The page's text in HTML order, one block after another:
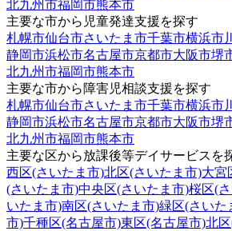
北九州市福岡市熊本市
主要な市から児童発達支援を探す
札幌市仙台市さいたま市千葉市横浜市
静岡市浜松市名古屋市京都市大阪市堺
北九州市福岡市熊本市
主要な市から障害児相談支援を探す
札幌市仙台市さいたま市千葉市横浜市
静岡市浜松市名古屋市京都市大阪市堺
北九州市福岡市熊本市
主要な区から放課後等デイサービスを
西区(さいたま市)北区(さいたま市)大宮
(さいたま市)中央区(さいたま市)桜区(
いたま市)南区(さいたま市)緑区(さいた
市)千種区(名古屋市)東区(名古屋市)北